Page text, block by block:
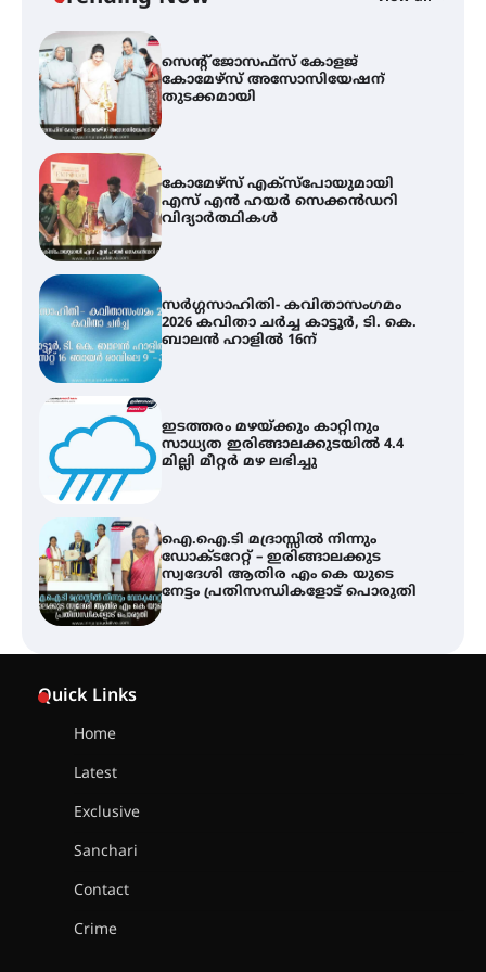
കോമേഴ്സ് എക്സ്പോയുമായി
എസ് എൻ ഹയർ സെക്കൻഡറി
വിദ്യാർത്ഥികൾ
സർഗ്ഗസാഹിതി- കവിതാസംഗമം
2026 കവിതാ ചർച്ച കാട്ടൂർ, ടി. കെ.
ബാലൻ ഹാളിൽ 16ന്
ഇടത്തരം മഴയ്ക്കും കാറ്റിനും
സാധ്യത ഇരിങ്ങാലക്കുടയിൽ 4.4
മില്ലി മീറ്റർ മഴ ലഭിച്ചു
ഐ.ഐ.ടി മദ്രാസ്സിൽ നിന്നും
ഡോക്ടറേറ്റ് – ഇരിങ്ങാലക്കുട
സ്വദേശി ആതിര എം കെ യുടെ
നേട്ടം പ്രതിസന്ധികളോട് പൊരുതി
ട്യുണീഷ്യൻ ചിത്രം ” ദി വോയിസ്
ഓഫ് ഹിന്ദ് റജബ് ” ഇരിങ്ങാലക്കുട
ഫിലിം സൊസൈറ്റി ആഗസ്റ്റ് 7
വെള്ളിയാഴ്ച സ്‌ക്രീൻ ചെയ്യുന്നു
Quick Links
Home
Latest
Exclusive
Sanchari
Contact
Crime